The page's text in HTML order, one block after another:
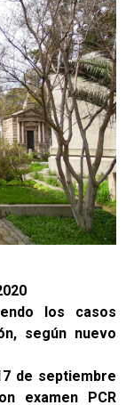
los casos
según nuevo
de septiembre
examen PCR